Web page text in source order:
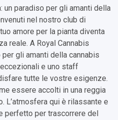
un paradiso per gli amanti della
nel nostro club di
amore per la pianta diventa
reale. A Royal Cannabis
gli amanti della cannabis
e uno staff
tutte le vostre esigenze.
essere accolti in una reggia
L’atmosfera qui è rilassante e
perfetto per trascorrere del